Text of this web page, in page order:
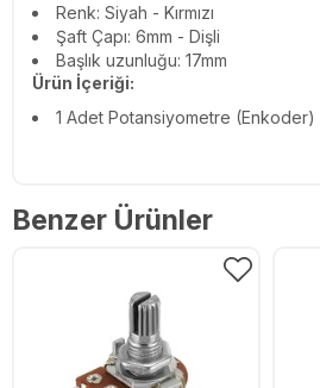
Renk: Siyah - Kırmızı
Şaft Çapı: 6mm - Dişli
Başlık uzunluğu: 17mm
Ürün İçeriği:
1 Adet Potansiyometre (Enkoder)
Benzer Ürünler